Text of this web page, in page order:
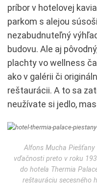
príbor v hotelovej
parkom s alejou
nezabudnuteľný
budovu. Ale aj
plachty vo wellness
ako v galérii či
reštaurácii. A to sa
neužívate si jedlo,
Alfons Mucha
vďačnosti preto v roku
do hotela Thermia
reštauráciu secesného